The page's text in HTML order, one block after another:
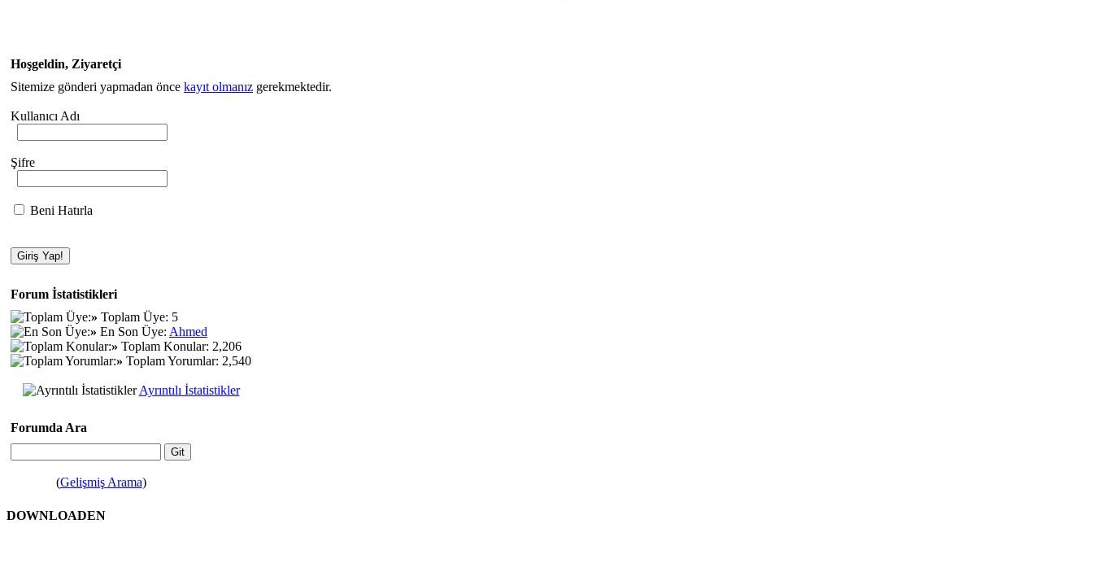
Hoşgeldin, Ziyaretçi
Sitemize gönderi yapmadan önce kayıt olmanız gerekmektedir.
Kullanıcı Adı
Şifre
Beni Hatırla
Forum İstatistikleri
» Toplam Üye: 5
» En Son Üye: Ahmed
» Toplam Konular: 2,206
» Toplam Yorumlar: 2,540
Ayrıntılı İstatistikler
Forumda Ara
(Gelişmiş Arama)
DOWNLOADEN